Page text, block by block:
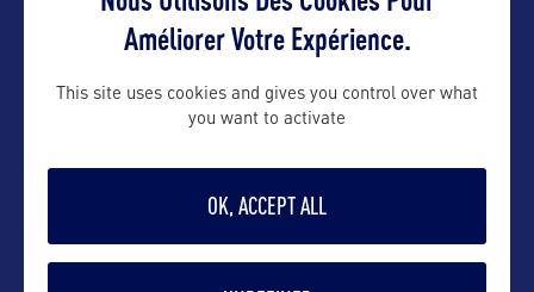
Améliorer Votre Expérience.
This site uses cookies and gives you control over what
you want to activate
OK, ACCEPT ALL